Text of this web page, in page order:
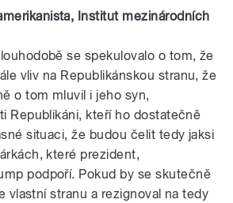
, Institut mezinárodních
se spekulovalo o tom, že
vliv na Republikánskou stranu, že
o tom mluvil i jeho syn,
Republikáni, kteří ho dostatečně
situaci, že budou čelit tedy jaksi
které prezident,
podpoří. Pokud by se skutečně
vlastní stranu a rezignoval na tedy